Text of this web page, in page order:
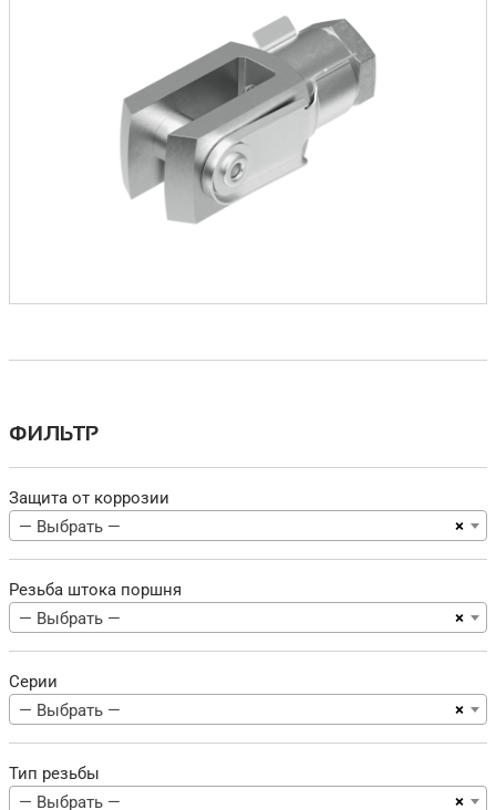
ФИЛЬТР
Защита от коррозии
×
— Выбрать —
Резьба штока поршня
×
— Выбрать —
Серии
×
— Выбрать —
Тип резьбы
×
— Выбрать —